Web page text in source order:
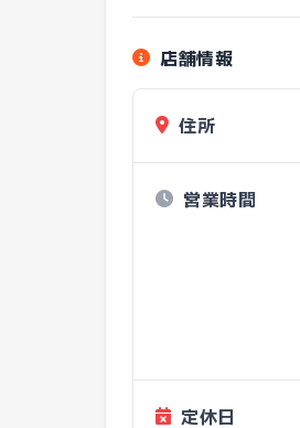
店舗情報
住所
営業時間
定休日